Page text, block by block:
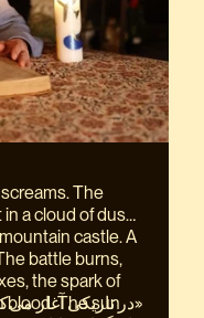
The
a cloud of dust.
castle. A
battle burns,
the spark of
blood. The sun
«در تاریکی آغاز